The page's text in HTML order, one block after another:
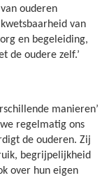
ouderen
van
en begeleiding,
de oudere zelf.’
manieren’
regelmatig ons
de ouderen. Zij
begrijpelijkheid
over hun eigen